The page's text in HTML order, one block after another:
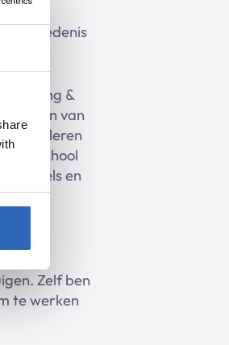
een
Popping &
van
Het leren
Op school
Engels en
Zelf ben
te werken